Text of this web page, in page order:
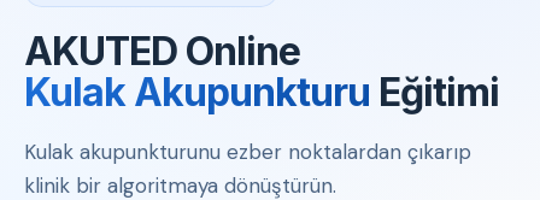
AKUTED Online
Kulak Akupunkturu Eğitimi
Kulak akupunkturunu ezber noktalardan çıkarıp
klinik bir algoritmaya dönüştürün.